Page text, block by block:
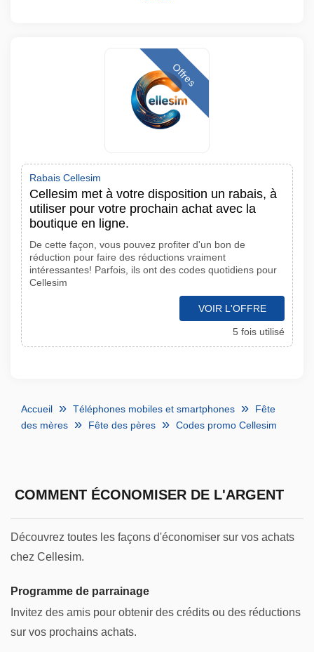
Offres
Rabais Cellesim
Cellesim met à votre disposition un rabais, à
utiliser pour votre prochain achat avec la
boutique en ligne.
De cette façon, vous pouvez profiter d'un bon de
réduction pour faire des réductions vraiment
intéressantes! Parfois, ils ont des codes quotidiens pour
Cellesim
VOIR L'OFFRE
5 fois utilisé
Accueil Téléphones mobiles et smartphones
Fête
des mères
Fête des pères Codes promo Cellesim
COMMENT ÉCONOMISER DE L'ARGENT
Découvrez toutes les façons d'économiser sur vos achats
chez Cellesim.
Programme de parrainage
Invitez des amis pour obtenir des crédits ou des réductions
sur vos prochains achats.